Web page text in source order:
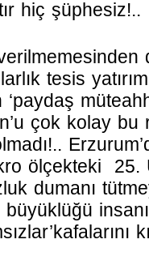
hiç şüphesiz!..
tesis
çok kolay bu
ölçekteki 25.
dumanı
büyüklüğü